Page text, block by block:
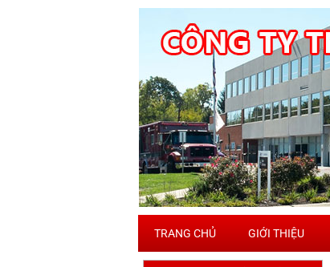
TRANG CHỦ GIỚI THIỆU